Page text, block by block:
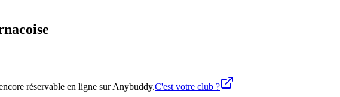
réservable en ligne sur Anybuddy.C'est votre club ?